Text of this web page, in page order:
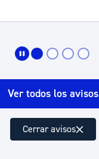
Ver todos los avisos
Cerrar avisos